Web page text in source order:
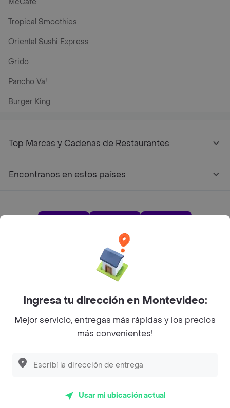
Tropical Smoothies
Oriental Sushi Express
Grido
Pancho Va!
Burger King
Top Marcas y Cadenas de Restaurantes
Encontranos en estos países
Google play
Categorías
Ingresa tu dirección en Montevideo:
Mejor servicio, entregas más rápidas y los precios
más convenientes!
Usar mi ubicación actual